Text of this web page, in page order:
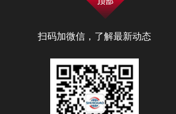
扫码加微信，了解最新动态